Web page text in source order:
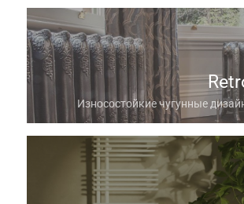
Износостойкие чугунные